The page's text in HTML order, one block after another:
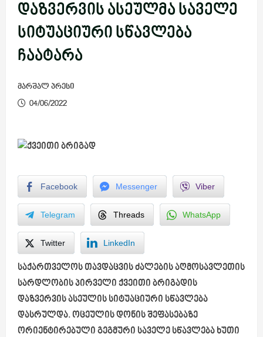
დაზვერვის ასეულმა საველე
სიტუაციური სწავლება
ჩაატარა
მარშალ პრესი
04/06/2022
Facebook Messenger Viber
Telegram Threads WhatsApp
Twitter LinkedIn
საქართველოს თავდაცვის ძალების აღმოსავლეთის
სარდლობის პირველი ქვეითი ბრიგადის
დაზვერვის ასეულის სიტუაციური სწავლება
დასრულდა. ოცეულის დონის შეფასებაზე
ორიენტირებული გეგმური საველე სწავლება ხუთი